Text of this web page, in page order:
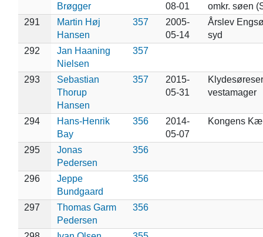
Brøgger
08-01
omkr. søen
291
Martin Høj
Hansen
357
2005-
05-14
Årslev
syd
292
Jan Haaning
Nielsen
357
293
Sebastian
Thorup
Hansen
357
2015-
05-31
vestamager
294
Hans-Henrik
Bay
356
2014-
05-07
Kongens
295
Jonas
Pedersen
356
296
Jeppe
Bundgaard
356
297
Thomas Garm
Pedersen
356